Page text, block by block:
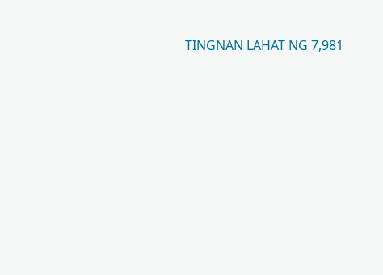
TINGNAN LAHAT NG 7,981